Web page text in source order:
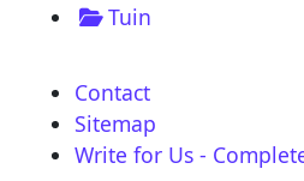
Tuin
Contact
Sitemap
Write for Us -